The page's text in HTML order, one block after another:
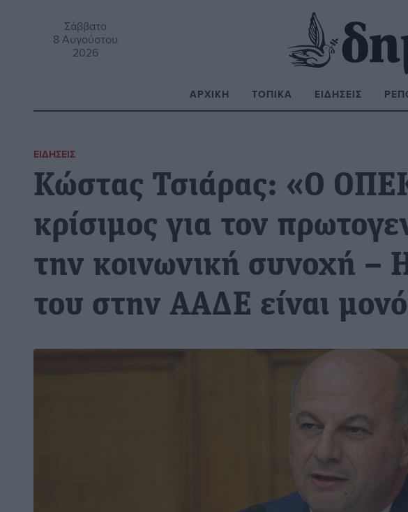
Σάββατο
8 Αυγούστου
2026
ΑΡΧΙΚΉ ΤΟΠΙΚΆ ΕΙΔΉΣΕΙΣ
ΕΙΔΉΣΕΙΣ
Κώστας Τσιάρας: «Ο
κρίσιμος για τον
την κοινωνική συνοχή –
του στην ΑΑΔΕ είναι